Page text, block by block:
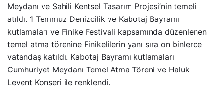
Meydanı ve Sahili Kentsel Tasarım Projesi’nin temeli
atıldı. 1 Temmuz Denizcilik ve Kabotaj Bayramı
kutlamaları ve Finike Festivali kapsamında düzenlenen
temel atma törenine Finikelilerin yanı sıra on binlerce
vatandaş katıldı. Kabotaj Bayramı kutlamaları
Cumhuriyet Meydanı Temel Atma Töreni ve Haluk
Levent Konseri ile renklendi.